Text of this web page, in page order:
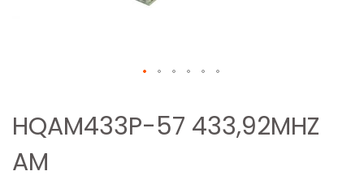
Anfang
der
Bildergalerie
springen
HQAM433P-57 433,92MHZ
AM